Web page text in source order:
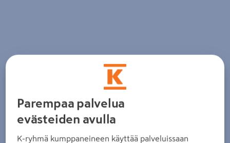
Parempaa palvelua
evästeiden avulla
K-ryhmä kumppaneineen käyttää palveluissaan